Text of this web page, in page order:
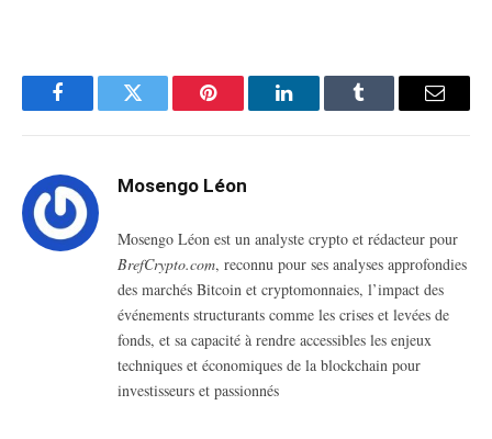
FacebookTwitter Pinterest LinkedInTumblr Email
Mosengo Léon
Mosengo Léon est un analyste crypto et rédacteur pour
BrefCrypto.com, reconnu pour ses analyses approfondies
des marchés Bitcoin et cryptomonnaies, l’impact des
événements structurants comme les crises et levées de
fonds, et sa capacité à rendre accessibles les enjeux
techniques et économiques de la blockchain pour
investisseurs et passionnés